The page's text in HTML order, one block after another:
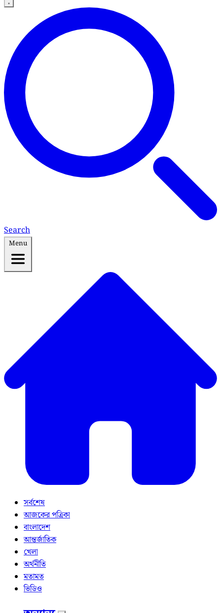
Search
Menu
সর্বশেষ
আজকের পত্রিকা
বাংলাদেশ
আন্তর্জাতিক
খেলা
অর্থনীতি
মতামত
ভিডিও